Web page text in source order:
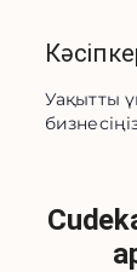
Уақытты